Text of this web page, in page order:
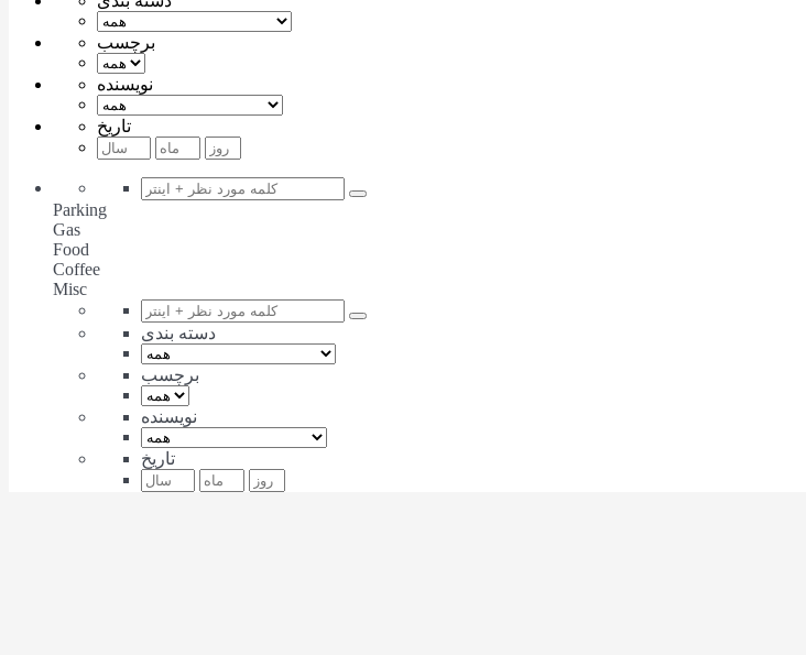
برچسب
نویسنده
تاریخ
Parking
Gas
Food
Coffee
Misc
دسته بندی
برچسب
نویسنده
تاریخ